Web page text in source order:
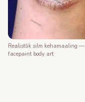
Realistlik silm kehamaaling —
facepaint body art